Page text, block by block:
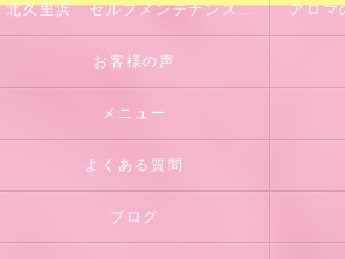
北久里浜 セルフメンテナンスのサポート アロマ
お客様の声
メニュー
よくある質問
ブログ